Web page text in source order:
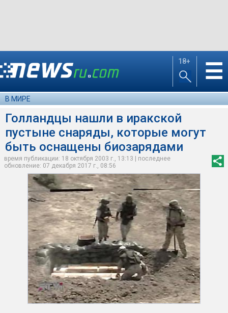
18+ ☰
В МИРЕ
Голландцы нашли в иракской
пустыне снаряды, которые могут
быть оснащены биозарядами
время публикации: 18 октября 2003 г., 13:13 | последнее
обновление: 07 декабря 2017 г., 08:56